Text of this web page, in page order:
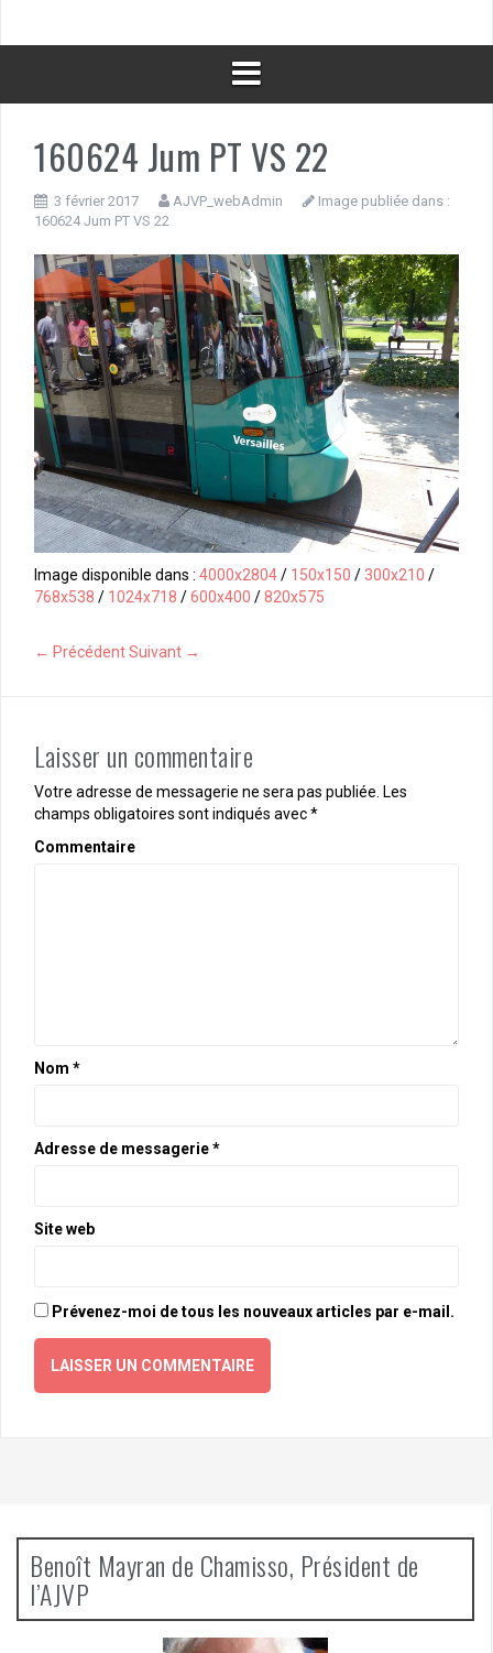
160624 Jum PT VS 22
3 février 2017 AJVP_webAdmin
Image publiée dans :
160624 Jum PT VS 22
Image disponible dans : 4000x2804/ 150x150 / 300x210 /
768x538 / 1024x718 /600x400 /820x575
← PrécédentSuivant →
Laisser un commentaire
Votre adresse de messagerie ne sera pas publiée. Les
champs obligatoires sont indiqués avec*
Commentaire
Nom *
Adresse de messagerie*
Site web
Prévenez-moi de tous les nouveaux articles par e-mail.
Benoît Mayran de Chamisso, Président de
l’AJVP